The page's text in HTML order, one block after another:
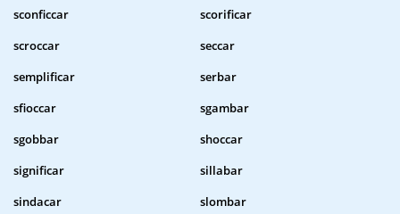
sconficcar
scorificar
scroccar
seccar
semplificar
serbar
sfioccar
sgambar
sgobbar
shoccar
significar
sillabar
sindacar
slombar